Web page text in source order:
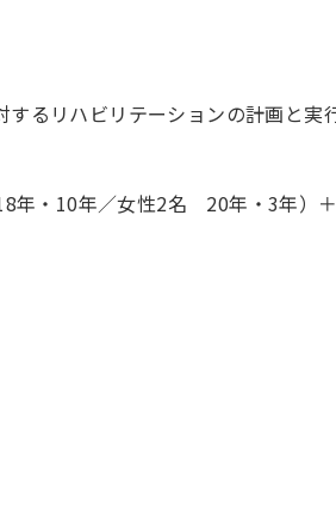
るリハビリテーションの計画と実
年・10年／女性2名 20年・3年）